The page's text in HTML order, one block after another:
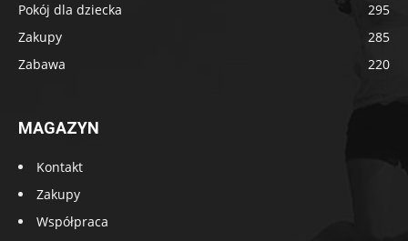
Pokój dla dziecka
295
Zakupy
285
Zabawa
220
MAGAZYN
Kontakt
Zakupy
Współpraca